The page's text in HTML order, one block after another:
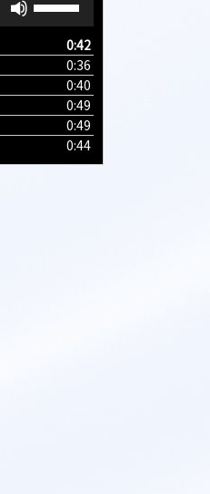
ー
ム
調
節
に
0:42
0:36
0:40
0:49
0:49
0:44